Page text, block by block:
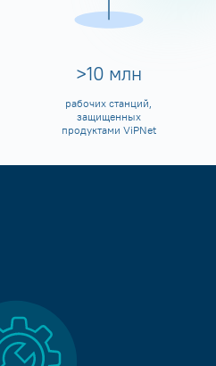
>10 млн
рабочих станций,
защищенных
продуктами ViPNet